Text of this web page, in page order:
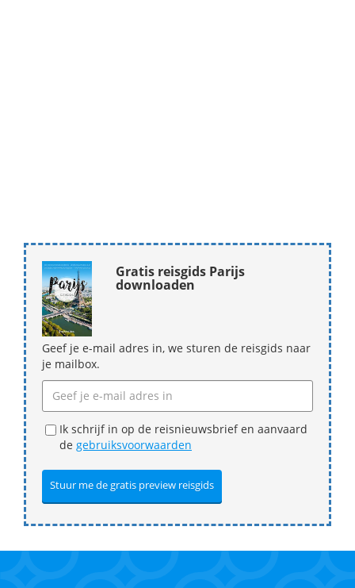
Gratis reisgids Parijs
downloaden
Geef je e-mail adres in, we sturen de reisgids naar
je mailbox.
Ik schrijf in op de reisnieuwsbrief en aanvaard
de gebruiksvoorwaarden